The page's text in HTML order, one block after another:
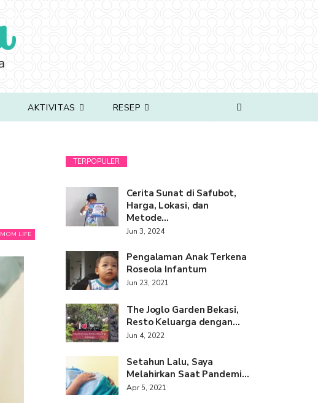
AKTIVITAS RESEP
MOM LIFE
TERPOPULER
Cerita Sunat di Safubot,
Harga, Lokasi, dan
Metode…
Jun 3, 2024
Pengalaman Anak Terkena
Roseola Infantum
Jun 23, 2021
The Joglo Garden Bekasi,
Resto Keluarga dengan…
Jun 4, 2022
Setahun Lalu, Saya
Melahirkan Saat Pandemi…
Apr 5, 2021